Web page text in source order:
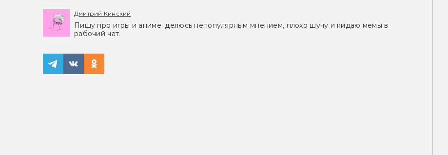
Дмитрий Кинский
Пишу про игры и аниме, делюсь непопулярным мнением, плохо шучу и кидаю мемы в
рабочий чат.